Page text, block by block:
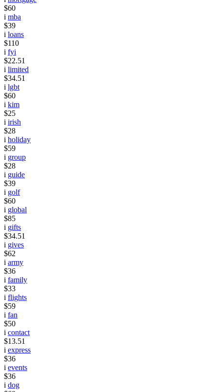
$60
i mba
$39
i loans
$110
i fyi
$22.51
i limited
$34.51
i lgbt
$60
i kim
$25
i irish
$28
i holiday
$59
i group
$28
i guide
$39
i golf
$60
i global
$85
i gifts
$34.51
i gives
$62
i army
$36
i family
$33
i flights
$59
i fan
$50
i contact
$13.51
i express
$36
i events
$36
i dog